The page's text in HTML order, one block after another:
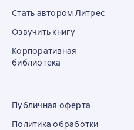
Стать автором Литрес
Озвучить книгу
Корпоративная
библиотека
Публичная оферта
Политика обработки